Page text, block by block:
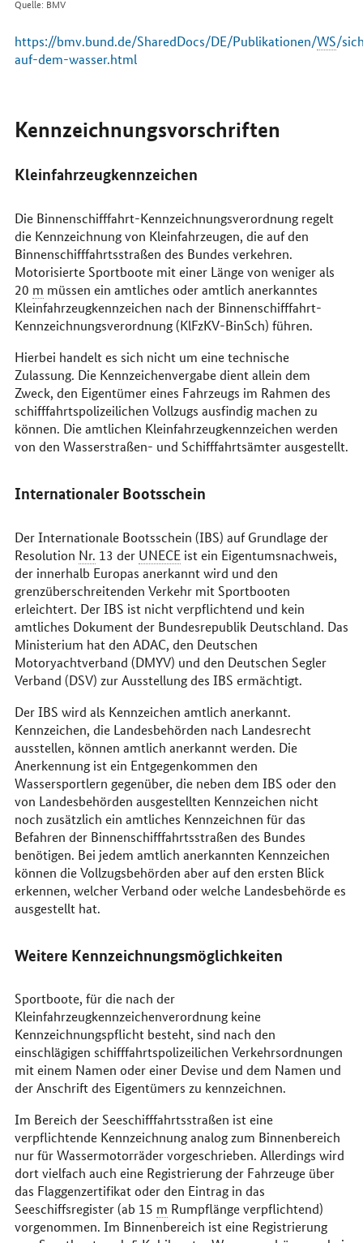
Quelle: BMV
https://bmv.bund.de/SharedDocs/DE/Publikationen/WS/
auf-dem-wasser.html
Kennzeichnungsvorschriften
Kleinfahrzeugkennzeichen
Die Binnenschifffahrt-Kennzeichnungsverordnung regelt
die Kennzeichnung von Kleinfahrzeugen, die auf den
Binnenschifffahrtsstraßen des Bundes verkehren.
Motorisierte Sportboote mit einer Länge von weniger als
20 m müssen ein amtliches oder amtlich anerkanntes
Kleinfahrzeugkennzeichen nach der Binnenschifffahrt-
Kennzeichnungsverordnung (KlFzKV-BinSch) führen.
Hierbei handelt es sich nicht um eine technische
Zulassung. Die Kennzeichenvergabe dient allein dem
Zweck, den Eigentümer eines Fahrzeugs im Rahmen des
schifffahrtspolizeilichen Vollzugs ausfindig machen zu
können. Die amtlichen Kleinfahrzeugkennzeichen werden
von den Wasserstraßen- und Schifffahrtsämter ausgestellt.
Internationaler Bootsschein
Der Internationale Bootsschein (IBS) auf Grundlage der
Resolution Nr. 13 der UNECE ist ein Eigentumsnachweis,
der innerhalb Europas anerkannt wird und den
grenzüberschreitenden Verkehr mit Sportbooten
erleichtert. Der IBS ist nicht verpflichtend und kein
amtliches Dokument der Bundesrepublik Deutschland. Das
Ministerium hat den ADAC, den Deutschen
Motoryachtverband (DMYV) und den Deutschen Segler
Verband (DSV) zur Ausstellung des IBS ermächtigt.
Der IBS wird als Kennzeichen amtlich anerkannt.
Kennzeichen, die Landesbehörden nach Landesrecht
ausstellen, können amtlich anerkannt werden. Die
Anerkennung ist ein Entgegenkommen den
Wassersportlern gegenüber, die neben dem IBS oder den
von Landesbehörden ausgestellten Kennzeichen nicht
noch zusätzlich ein amtliches Kennzeichnen für das
Befahren der Binnenschifffahrtsstraßen des Bundes
benötigen. Bei jedem amtlich anerkannten Kennzeichen
können die Vollzugsbehörden aber auf den ersten Blick
erkennen, welcher Verband oder welche Landesbehörde es
ausgestellt hat.
Weitere Kennzeichnungsmöglichkeiten
Sportboote, für die nach der
Kleinfahrzeugkennzeichenverordnung keine
Kennzeichnungspflicht besteht, sind nach den
einschlägigen schifffahrtspolizeilichen Verkehrsordnungen
mit einem Namen oder einer Devise und dem Namen und
der Anschrift des Eigentümers zu kennzeichnen.
Im Bereich der Seeschifffahrtsstraßen ist eine
verpflichtende Kennzeichnung analog zum Binnenbereich
nur für Wassermotorräder vorgeschrieben. Allerdings wird
dort vielfach auch eine Registrierung der Fahrzeuge über
das Flaggenzertifikat oder den Eintrag in das
Seeschiffsregister (ab 15 m Rumpflänge verpflichtend)
vorgenommen. Im Binnenbereich ist eine Registrierung